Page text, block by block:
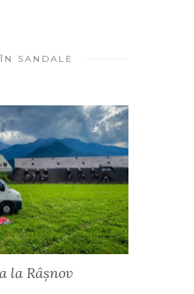
SANDALE
la Râșnov